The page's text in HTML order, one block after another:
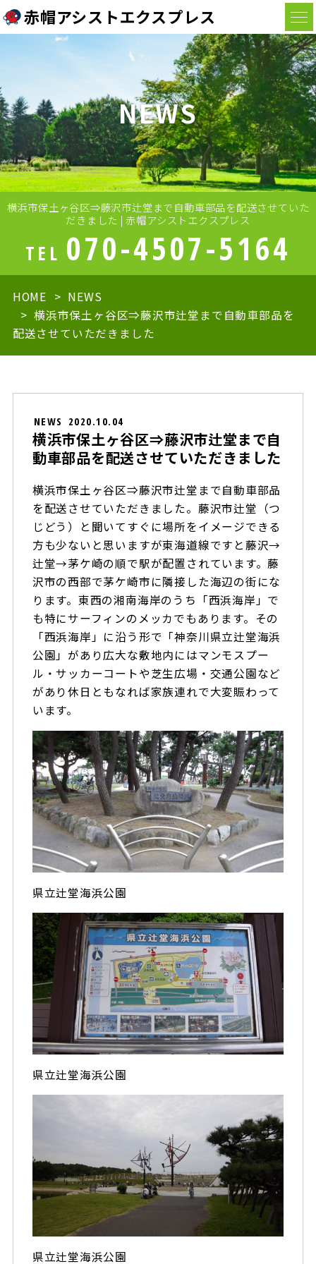
赤帽アシストエクスプレス
NEWS
横浜市保土ヶ谷区⇒藤沢市辻堂まで自動車部品を配送させていた
だきました | 赤帽アシストエクスプレス
TEL 070-4507-5164
HOME
NEWS
横浜市保土ヶ谷区⇒藤沢市辻堂まで自動車部品を
配送させていただきました
NEWS 2020.10.04
横浜市保土ヶ谷区⇒藤沢市辻堂まで自
動車部品を配送させていただきました
横浜市保土ヶ谷区⇒藤沢市辻堂まで自動車部品
を配送させていただきました。藤沢市辻堂（つ
じどう）と聞いてすぐに場所をイメージできる
方も少ないと思いますが東海道線ですと藤沢→
辻堂→茅ケ崎の順で駅が配置されています。藤
沢市の西部で茅ケ崎市に隣接した海辺の街にな
ります。東西の湘南海岸のうち「西浜海岸」で
も特にサーフィンのメッカでもあります。その
「西浜海岸」に沿う形で「神奈川県立辻堂海浜
公園」があり広大な敷地内にはマンモスプー
ル・サッカーコートや芝生広場・交通公園など
があり休日ともなれば家族連れで大変賑わって
います。
県立辻堂海浜公園
県立辻堂海浜公園
県立辻堂海浜公園